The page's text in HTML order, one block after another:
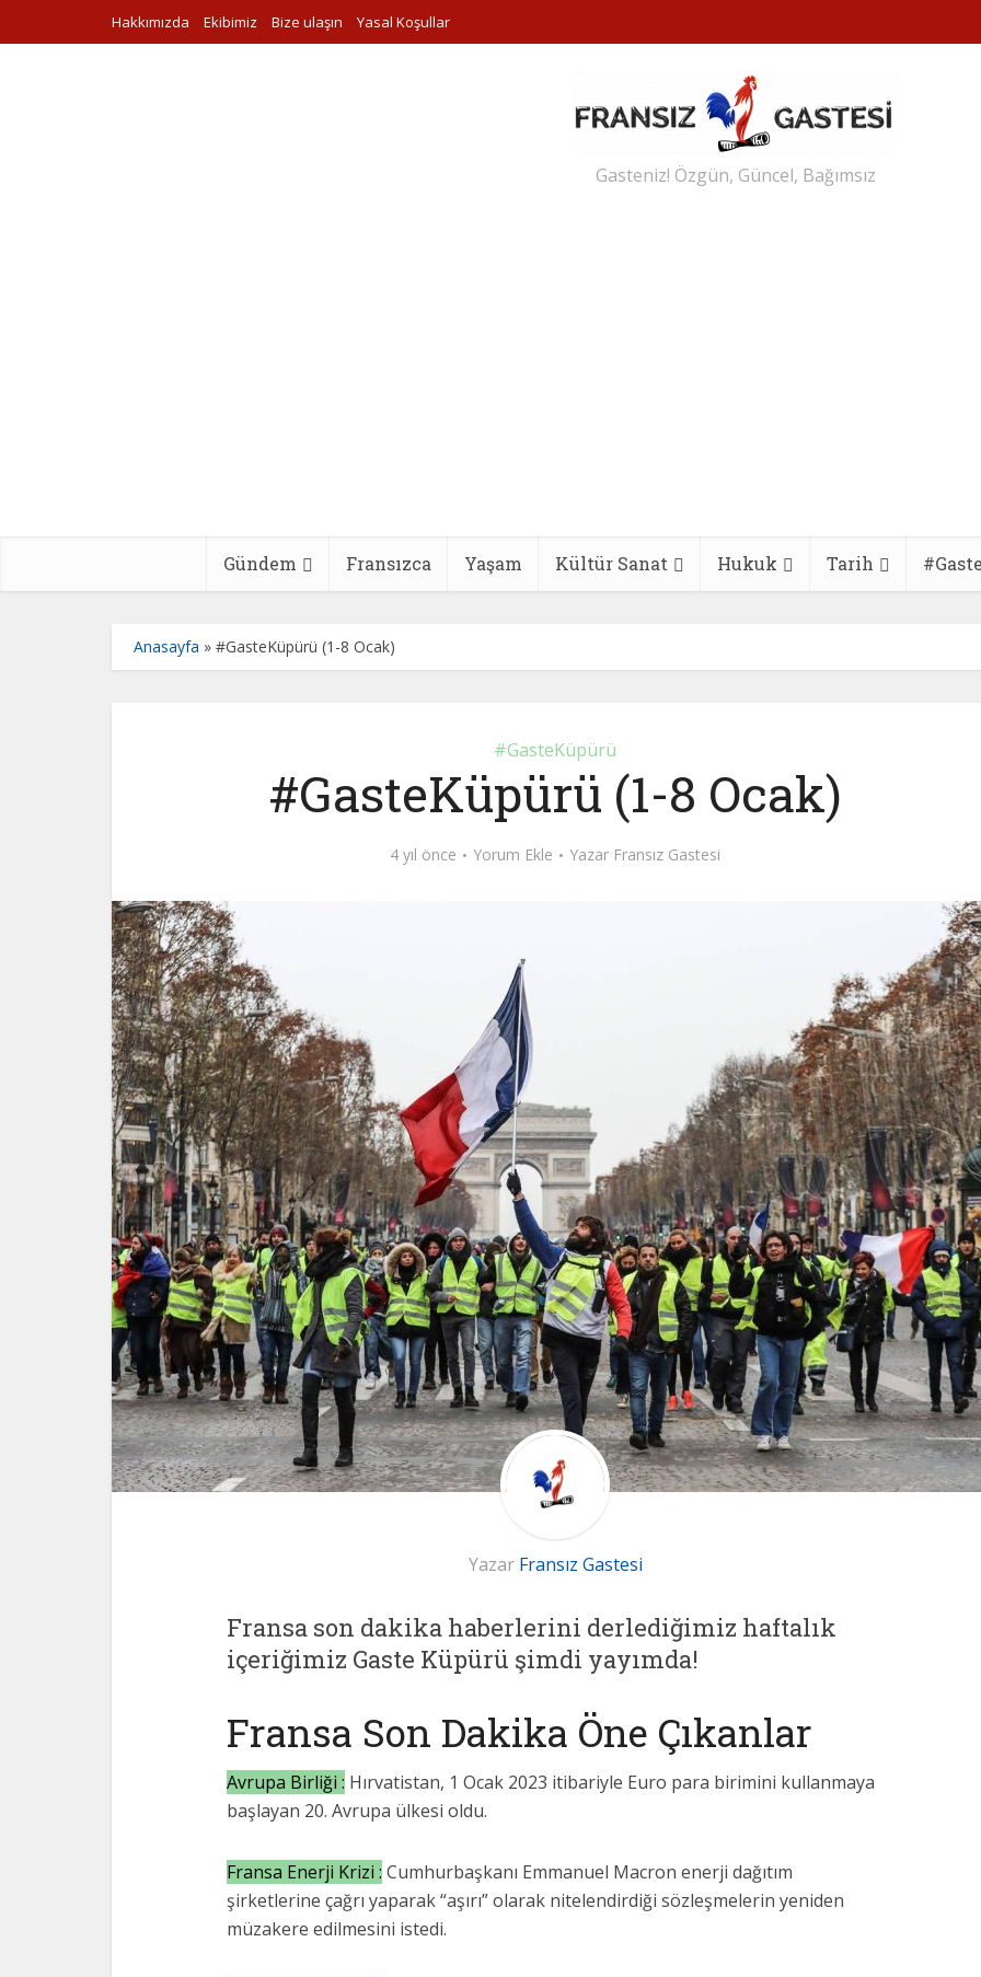
Hakkımızda Ekibimiz Bize ulaşın Yasal Koşullar
Gasteniz! Özgün, Güncel, Bağımsız
Gündem Fransızca Yaşam Kültür Sanat Hukuk Tarih
Anasayfa » #GasteKüpürü (1-8 Ocak)
#GasteKüpürü
#GasteKüpürü (1-8 Ocak)
4 yıl önce Yorum Ekle Yazar Fransız Gastesi
Yazar Fransız Gastesi
Fransa son dakika haberlerini derlediğimiz haftalık
içeriğimiz Gaste Küpürü şimdi yayımda!
Fransa Son Dakika Öne Çıkanlar
Avrupa Birliği : Hırvatistan, 1 Ocak 2023 itibariyle Euro para birimini kullanmaya
başlayan 20. Avrupa ülkesi oldu.
Fransa Enerji Krizi : Cumhurbaşkanı Emmanuel Macron enerji dağıtım
şirketlerine çağrı yaparak “aşırı” olarak nitelendirdiği sözleşmelerin yeniden
müzakere edilmesini istedi.